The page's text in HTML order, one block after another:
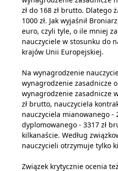
zł do 168 zł brutto. Dlatego
1000 zł. Jak wyjaśnił
euro, czyli tyle, o ile mniej
nauczyciele w stosunku do
krajów Unii Europejskiej.
Na wynagrodzenie
wynagrodzenie zasadnicze
wynagrodzenie zasadnicze
zł brutto, nauczyciela
nauczyciela mianowanego -
dyplomowanego - 3317 zł
kilkanaście. Według
nauczycieli otrzymuje tylko
Związek krytycznie ocenia